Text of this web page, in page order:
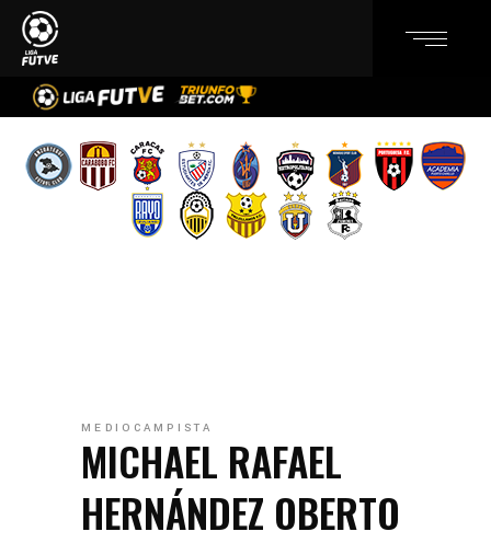
MEDIOCAMPISTA
MICHAEL RAFAEL
HERNÁNDEZ OBERTO